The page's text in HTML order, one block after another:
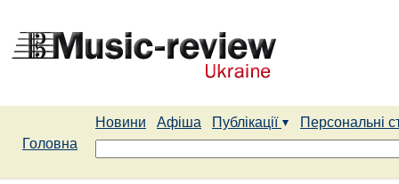
Новини Афіша Публікації
Персональні
Головна